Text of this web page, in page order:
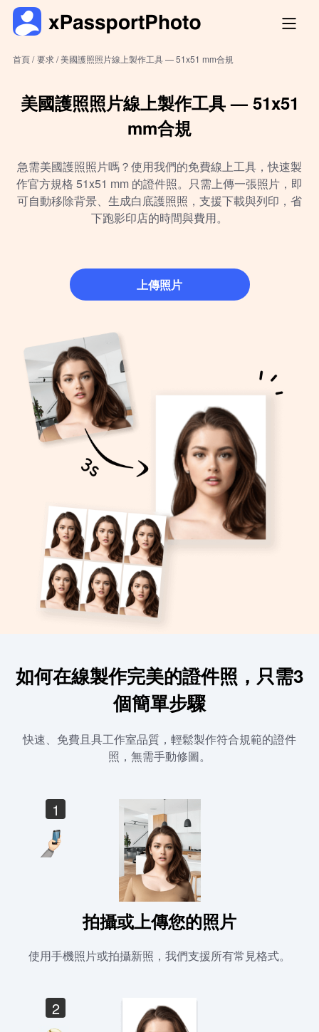
首頁 / 要求 /美國護照照片線上製作工具 — 51x51 mm合規
美國護照照片線上製作工具 — 51x51
mm合規
急需美國護照照片嗎？使用我們的免費線上工具，快速製
作官方規格 51x51 mm 的證件照。只需上傳一張照片，即
可自動移除背景、生成白底護照照，支援下載與列印，省
下跑影印店的時間與費用。
上傳照片
如何在線製作完美的證件照，只需3
個簡單步驟
快速、免費且具工作室品質，輕鬆製作符合規範的證件
照，無需手動修圖。
1
拍攝或上傳您的照片
使用手機照片或拍攝新照，我們支援所有常見格式。
2